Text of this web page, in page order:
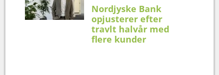
Nordjyske Bank
opjusterer efter
travlt halvår med
flere kunder